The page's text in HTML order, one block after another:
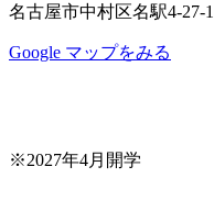
名古屋市中村区名駅4-
Google マップをみる
※2027年4月開学